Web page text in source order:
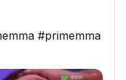
#primemma